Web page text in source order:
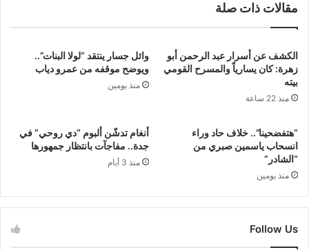
مقالات ذات صلة
الكشف عن أسرار عبد الرحمن أبو
زهرة: كان يسارياً والمسرح القومي
بيته
منذ 22 ساعة
وائل جسار ينتقد “لولا البنات”..
ويوضح موقفه من عمرو دياب
منذ يومين
“هتفضحينا”.. خلاف حاد وراء
انسحاب ياسمين صبري من
“الشادر”
منذ يومين
أنغام تدشّن ألبوم “دي روحي” في
جدة.. مفاجآت بانتظار جمهورها
منذ 3 أيام
Follow Us